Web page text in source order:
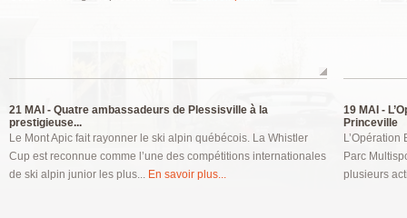
21 MAI - Quatre ambassadeurs de Plessisville à la
prestigieuse...
Le Mont Apic fait rayonner le ski alpin québécois. La Whistler
Cup est reconnue comme l’une des compétitions internationales
de ski alpin junior les plus... En savoir plus...
19 MAI -
Princeville
Parc
plusieurs